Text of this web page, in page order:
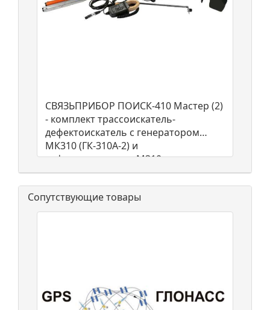
СВЯЗЬПРИБОР ПОИСК-410 Мастер (2)
- комплект трассоискатель-
дефектоискатель с генератором
МК310 (ГК-310А-2) и
дефектоискателем M310
Сопутствующие товары